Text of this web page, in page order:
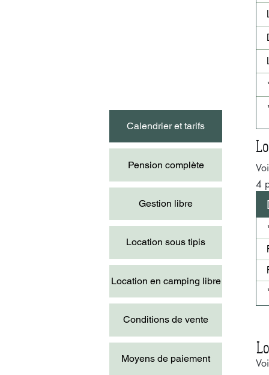
Calendrier et tarifs
Pension complète
Gestion libre
Location sous tipis
Location en camping libre
Conditions de vente
Moyens de paiement
4